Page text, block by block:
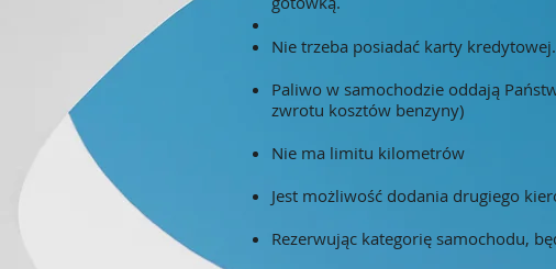
Nie trzeba posiadać karty kredytowej.
Paliwo w samochodzie oddają
zwrotu kosztów benzyny)
Nie ma limitu kilometrów
Jest możliwość dodania drugiego
Rezerwując kategorię samochodu,